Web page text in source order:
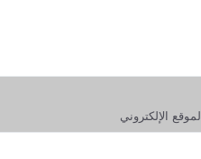
الموقع الإلكتروني